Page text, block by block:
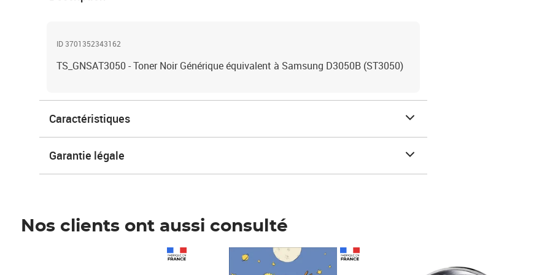
ID 3701352343162
TS_GNSAT3050 - Toner Noir Générique équivalent à Samsung D3050B (ST3050)
Caractéristiques
Garantie légale
Nos clients ont aussi consulté
Prix 7,50€